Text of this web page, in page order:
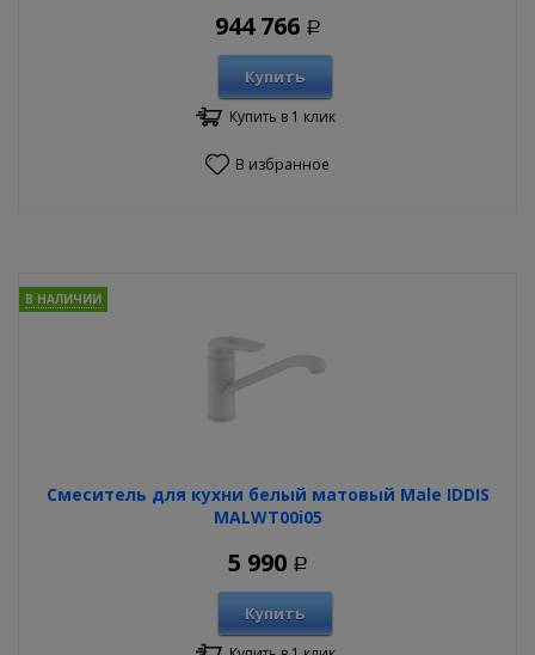
944 766 Р
Купить
Купить в 1 клик
В избранное
Смеситель для кухни белый матовый Male IDDIS
MALWT00i05
В НАЛИЧИИ
5 990 Р
Купить